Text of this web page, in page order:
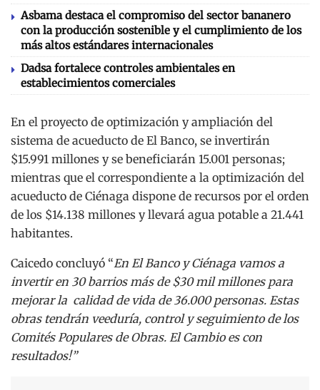
Asbama destaca el compromiso del sector bananero
con la producción sostenible y el cumplimiento de los
más altos estándares internacionales
Dadsa fortalece controles ambientales en
establecimientos comerciales
En el proyecto de optimización y ampliación del
sistema de acueducto de El Banco, se invertirán
$15.991 millones y se beneficiarán 15.001 personas;
mientras que el correspondiente a la optimización del
acueducto de Ciénaga dispone de recursos por el orden
de los $14.138 millones y llevará agua potable a 21.441
habitantes.
Caicedo concluyó “En El Banco y Ciénaga vamos a
invertir en 30 barrios más de $30 mil millones para
mejorar la calidad de vida de 36.000 personas. Estas
obras tendrán veeduría, control y seguimiento de los
Comités Populares de Obras. El Cambio es con
resultados!”